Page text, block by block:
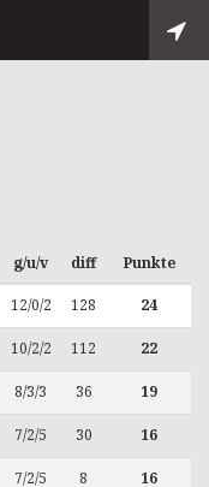
g/u/v diff Punkte
12/0/2 128 24
10/2/2 112 22
8/3/3 36 19
7/2/5 30 16
7/2/5 8 16